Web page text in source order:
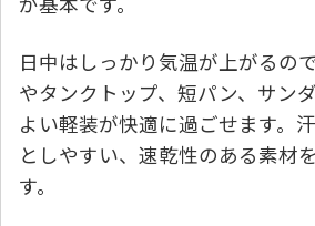
日中はしっかり気温が上がるの
やタンクトップ、短パン、サン
よい軽装が快適に過ごせます。
としやすい、速乾性のある素材
す。